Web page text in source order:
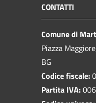
CONTATTI
Comune di
Piazza
BG
Codice fiscale:
Partita IVA: